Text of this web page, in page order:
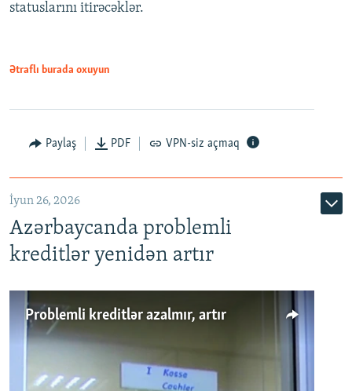
Auto 240p 360p 480p
720p 1080p
statuslarını itirəcəklər.
Ətraflı burada oxuyun
Paylaş PDF VPN-siz açmaq
İyun 26, 2026
Azərbaycanda problemli
kreditlər yenidən artır
Problemli kreditlər azalmır, artır